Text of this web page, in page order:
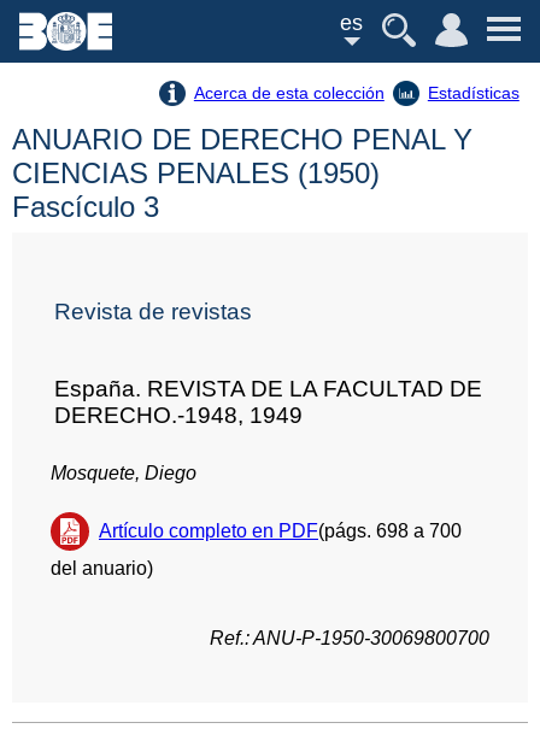
es
Acerca de esta colección Estadísticas
ANUARIO DE DERECHO PENAL Y
CIENCIAS PENALES (1950)
Fascículo 3
Revista de revistas
España. REVISTA DE LA FACULTAD DE
DERECHO.-1948, 1949
Mosquete, Diego
Artículo completo en PDF(págs. 698 a 700
del anuario)
Ref.: ANU-P-1950-30069800700